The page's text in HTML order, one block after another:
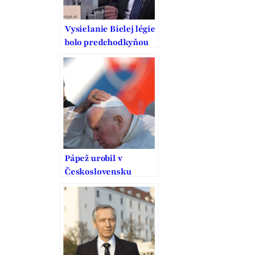
Vysielanie Bielej légie
bolo predchodkyňou
Slobodnej Európy
Pápež urobil v
Československu
výnimku a zem
pobozkal dvakrát